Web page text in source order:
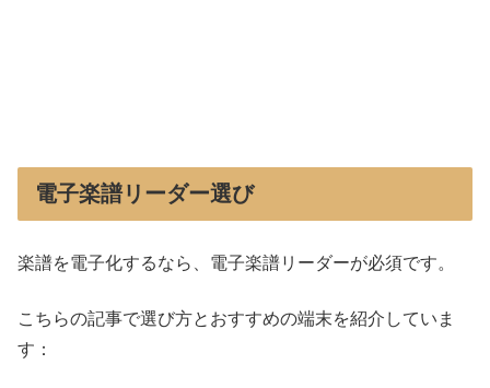
電子楽譜リーダー選び
楽譜を電子化するなら、電子楽譜リーダーが必須です。
こちらの記事で選び方とおすすめの端末を紹介していま
す：